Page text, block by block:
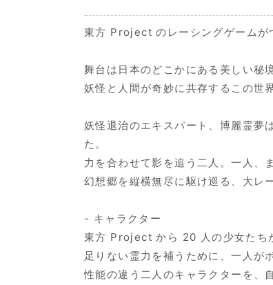
東方 Project のレーシングゲームが
舞台は日本のどこかにある美しい秘
妖怪と人間が奇妙に共存するこの世
妖怪退治のエキスパート、博麗霊夢
た。
力を合わせて影を追う二人。一人、
幻想郷を縦横無尽に駆け巡る、大レ
- キャラクター
東方 Project から 20 人の少女たち
足りない霊力を補うために、一人が
性能の違う二人のキャラクターを、